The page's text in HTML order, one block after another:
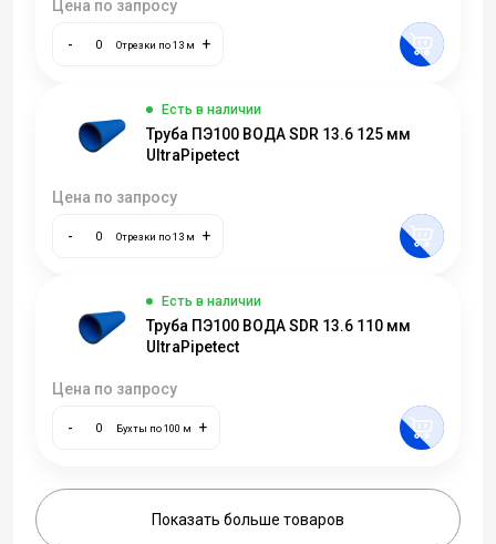
Цена по запросу
- Отрезки по 13 м +
Есть в наличии
Труба ПЭ100 ВОДА SDR 13.6 125 мм
UltraPipetect
Цена по запросу
- Отрезки по 13 м +
Есть в наличии
Труба ПЭ100 ВОДА SDR 13.6 110 мм
UltraPipetect
Цена по запросу
- Бухты по 100 м +
Показать больше товаров